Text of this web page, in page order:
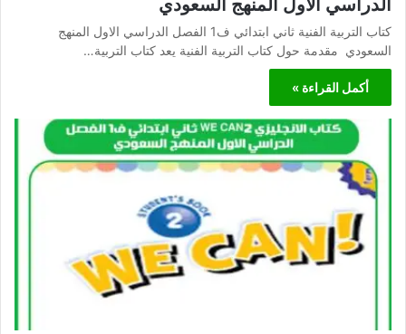
كتاب التربية الفنية ثاني ابتدائي ف1 الفصل الدراسي الاول المنهج
السعودي مقدمة حول كتاب التربية الفنية يعد كتاب التربية…
أكمل القراءة »